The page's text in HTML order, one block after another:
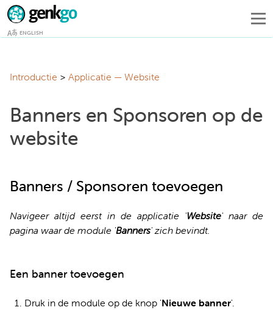
ENGLISH
Introductie Applicatie — Website
Banners en Sponsoren op de
website
Banners / Sponsoren toevoegen
Navigeer altijd eerst in de applicatie 'Website' naar de
pagina waar de module 'Banners' zich bevindt.
Een banner toevoegen
Druk in de module op de knop 'Nieuwe banner'.